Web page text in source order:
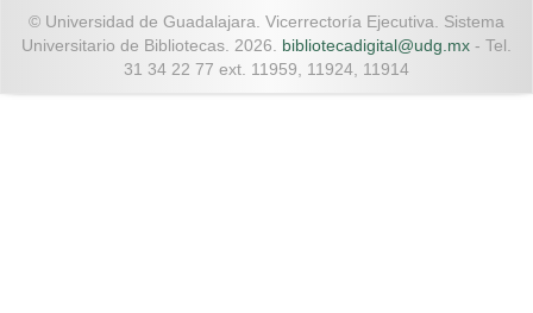
© Universidad de Guadalajara. Vicerrectoría Ejecutiva. Sistema
Universitario de Bibliotecas. 2026. bibliotecadigital@udg.mx - Tel.
31 34 22 77 ext. 11959, 11924, 11914